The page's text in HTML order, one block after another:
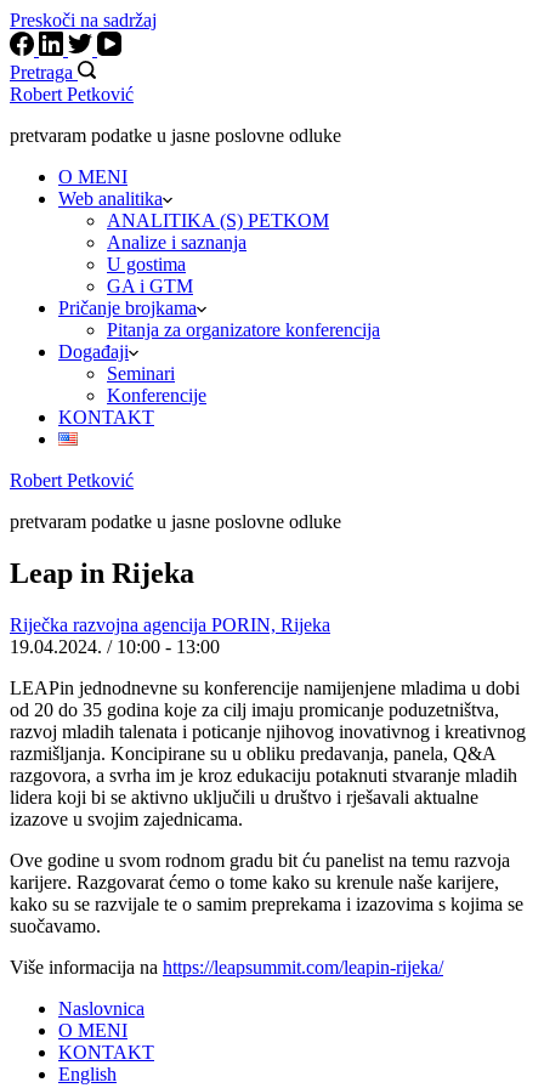
Preskoči na sadržaj
Pretraga
Robert Petković
pretvaram podatke u jasne poslovne odluke
O MENI
Web analitika
ANALITIKA (S) PETKOM
Analize i saznanja
U gostima
GA i GTM
Pričanje brojkama
Pitanja za organizatore konferencija
Događaji
Seminari
Konferencije
KONTAKT
Robert Petković
pretvaram podatke u jasne poslovne odluke
Leap in Rijeka
Riječka razvojna agencija PORIN, Rijeka
19.04.2024. / 10:00 - 13:00
LEAPin jednodnevne su konferencije namijenjene mladima u dobi
od 20 do 35 godina koje za cilj imaju promicanje poduzetništva,
razvoj mladih talenata i poticanje njihovog inovativnog i kreativnog
razmišljanja. Koncipirane su u obliku predavanja, panela, Q&A
razgovora, a svrha im je kroz edukaciju potaknuti stvaranje mladih
lidera koji bi se aktivno uključili u društvo i rješavali aktualne
izazove u svojim zajednicama.
Ove godine u svom rodnom gradu bit ću panelist na temu razvoja
karijere. Razgovarat ćemo o tome kako su krenule naše karijere,
kako su se razvijale te o samim preprekama i izazovima s kojima se
suočavamo.
Više informacija na https://leapsummit.com/leapin-rijeka/
Naslovnica
O MENI
KONTAKT
English